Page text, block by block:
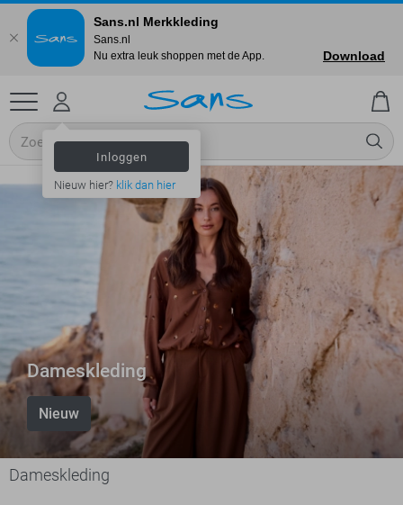
Inloggen
Nieuw hier? klik dan hier
Dameskleding
Nieuw
Dameskleding
Sans.nl Merkkleding
Sans.nl
Nu extra leuk shoppen met de App.
Download